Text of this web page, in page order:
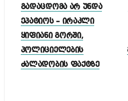
გადაცდომა არ უნდა
ეპატიოს – ირაკლი
ყიფიანი გორში,
პოლიციელების
ძალადობის ფაქტზე